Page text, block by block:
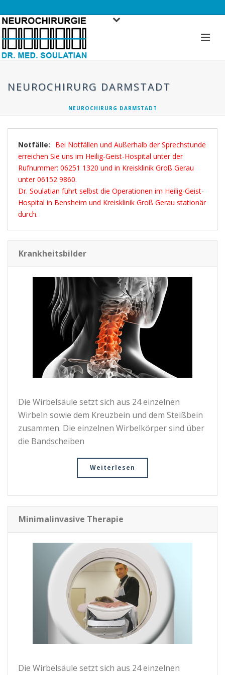
NEUROCHIRURG DARMSTADT
NEUROCHIRURG DARMSTADT
Notfälle:
Bei Notfällen und Außerhalb der Sprechstunde
erreichen Sie uns im Heilig-Geist-Hospital unter der
Rufnummer: 06251 1320 und in Kreisklinik Groß Gerau
unter 06152 9860.
Dr. Soulatian führt selbst die Operationen im Heilig-Geist-
Hospital in Bensheim und Kreisklinik Groß Gerau stationär
durch.
Krankheitsbilder
Die Wirbelsäule setzt sich aus 24 einzelnen
Wirbeln sowie dem Kreuzbein und dem Steißbein
zusammen. Die einzelnen Wirbelkörper sind über
die Bandscheiben
Weiterlesen
Minimalinvasive Therapie
Die Wirbelsäule setzt sich aus 24 einzelnen